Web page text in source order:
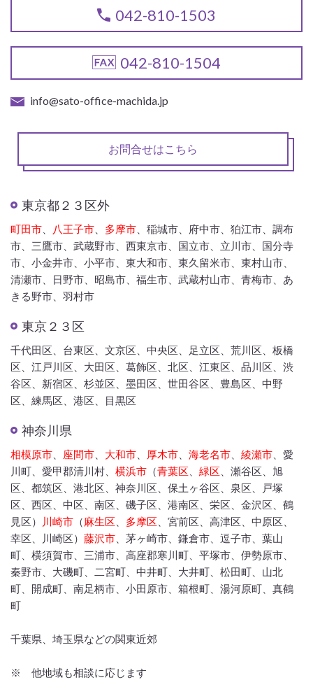
042-810-1503
042-810-1504
info@sato-office-machida.jp
お問合せはこちら
東京都２３区外
町田市 八王子市 多摩市 、稲城市、府中市、狛江市、調布
市、三鷹市、武蔵野市、西東京市、国立市、立川市、国分寺
市、小金井市、小平市、東大和市、東久留米市、東村山市、
清瀬市、日野市、昭島市、福生市、武蔵村山市、青梅市、あ
きる野市、羽村市
東京２３区
千代田区、台東区、文京区、中央区、足立区、荒川区、板橋
区、江戸川区、大田区、葛飾区、北区、江東区、品川区、渋
谷区、新宿区、杉並区、墨田区、世田谷区、豊島区、中野
区、練馬区、港区、目黒区
神奈川県
相模原市 座間市 大和市 厚木市 海老名市 綾瀬市 、愛
川町、愛甲郡清川村、 横浜市 （青葉区 緑区 、瀬谷区、旭
区、都筑区、港北区、神奈川区、保土ヶ谷区、泉区、戸塚
区、西区、中区、南区、磯子区、港南区、栄区、金沢区、鶴
見区）
川崎市 （麻生区 多摩区 、宮前区、高津区、中原区、
幸区、川崎区） 藤沢市 、茅ヶ崎市、鎌倉市、逗子市、葉山
町、横須賀市、三浦市、高座郡寒川町、平塚市、伊勢原市、
秦野市、大磯町、二宮町、中井町、大井町、松田町、山北
町、開成町、南足柄市、小田原市、箱根町、湯河原町、真鶴
町
千葉県、埼玉県などの関東近郊
※ 他地域も相談に応じます